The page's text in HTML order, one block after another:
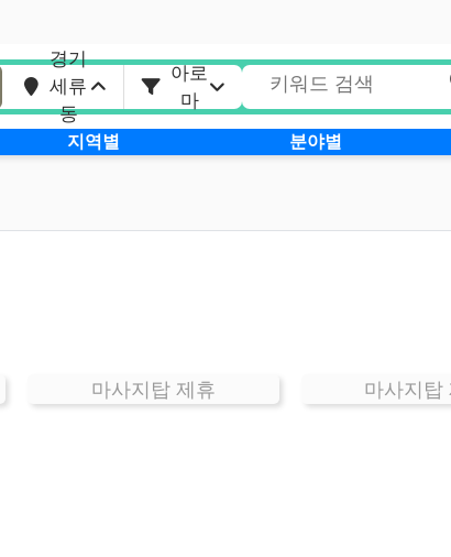
경기
세류
동
아로
마
지역별 분야별
마사지탑 제휴 마사지탑